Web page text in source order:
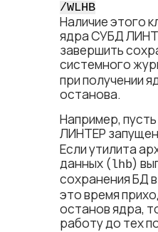
/WLHB
Наличие этого
ядра СУБД
завершить
системного
при получении
останова.
Например,
ЛИНТЕР
Если утилита
данных (lhb)
сохранения БД
это время
останов ядра,
работу до тех